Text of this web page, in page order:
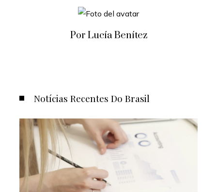
Por Lucía Benítez
Notícias Recentes Do Brasil